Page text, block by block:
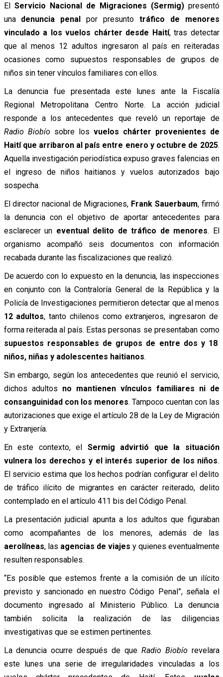
El Servicio Nacional de Migraciones (Sermig)presentó
una denuncia penal por presuntotráfico de menores
vinculado a los vuelos chárter desde Haití, tras detectar
que al menos 12 adultos ingresaron al país en reiteradas
ocasiones como supuestos responsables de grupos de
niños sin tener vínculos familiares con ellos.
La denuncia fue presentada este lunes ante la Fiscalía
Regional Metropolitana Centro Norte. La acción judicial
responde a los antecedentes que reveló un reportaje de
Radio Biobío sobre los vuelos chárter provenientes de
Haití que arribaron al país entre enero y octubre de 2025.
Aquella investigación periodística expuso graves falencias en
el ingreso de niños haitianos y vuelos autorizados bajo
sospecha.
El director nacional de Migraciones, Frank Sauerbaum, firmó
la denuncia con el objetivo de aportar antecedentes para
esclarecer un eventual delito de tráfico de menores. El
organismo acompañó seis documentos con información
recabada durante las fiscalizaciones que realizó.
De acuerdo con lo expuesto en la denuncia, las inspecciones
en conjunto con la Contraloría General de la República y la
Policía de Investigaciones permitieron detectar que al menos
12 adultos, tanto chilenos como extranjeros, ingresaron de
forma reiterada al país. Estas personas se presentaban como
supuestos responsables de grupos de entre dos y 18
niños, niñas y adolescentes haitianos.
Sin embargo, según los antecedentes que reunió el servicio,
dichos adultos no mantienen vínculos familiares ni de
consanguinidad con los menores. Tampoco cuentan con las
autorizaciones que exige el artículo 28 de la Ley de Migración
y Extranjería.
En este contexto, el Sermig advirtió que la situación
vulnera los derechos y el interés superior de los niños.
El servicio estima que los hechos podrían configurar el delito
de tráfico ilícito de migrantes en carácter reiterado, delito
contemplado en el artículo 411 bis del Código Penal.
La presentación judicial apunta a los adultos que figuraban
como acompañantes de los menores, además de las
aerolíneas, las agencias de viajes y quienes eventualmente
resulten responsables.
“Es posible que estemos frente a la comisión de un ilícito
previsto y sancionado en nuestro Código Penal”, señala el
documento ingresado al Ministerio Público. La denuncia
también solicita la realización de las diligencias
investigativas que se estimen pertinentes.
La denuncia ocurre después de que Radio Biobío revelara
este lunes una serie de irregularidades vinculadas a los